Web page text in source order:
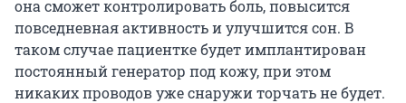
она сможет контролировать боль, повысится
повседневная активность и улучшится сон. В
таком случае пациентке будет имплантирован
постоянный генератор под кожу, при этом
никаких проводов уже снаружи торчать не будет.